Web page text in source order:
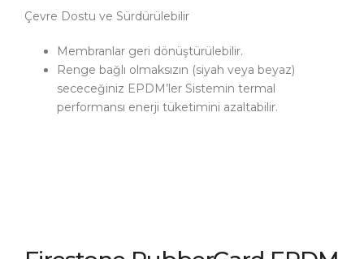
Çevre Dostu ve Sürdürülebilir
Membranlar geri dönüştürülebilir.
Renge bağlı olmaksızın (siyah veya beyaz)
sececeğiniz EPDM’ler Sistemin termal
performansı enerji tüketimini azaltabilir.